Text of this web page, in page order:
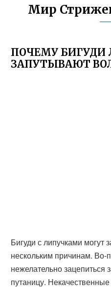
Мир
ПОЧЕМУ БИГУДИ
ЗАПУТЫВАЮТ
Бигуди с липучками могут
нескольким причинам. Во-
нежелательно зацепиться
путаницу.